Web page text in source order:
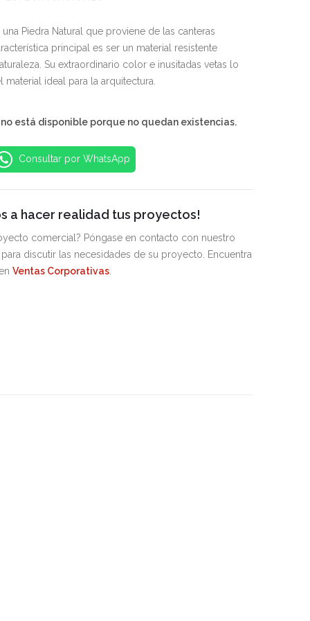
una Piedra Natural que proviene de las canteras
principal es ser un material resistente
Su extraordinario color e inusitadas vetas lo
material ideal para la arquitectura.
está disponible porque no quedan existencias.
Consultar por WhatsApp
a hacer realidad tus proyectos!
comercial? Póngase en contacto con nuestro
discutir las necesidades de su proyecto. Encuentra
Ventas Corporativas.